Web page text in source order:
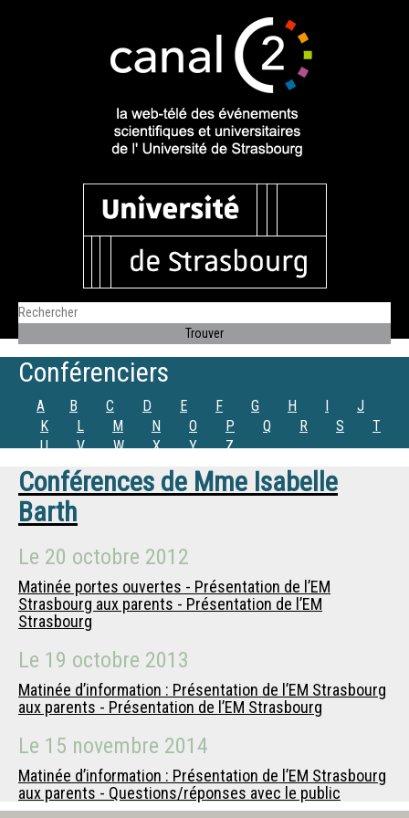
Conférenciers
A B C D E F G H I
J
K
L M N O P Q R S
T
U
V W X Y Z
Conférences de Mme Isabelle
Barth
Le 20 octobre 2012
Matinée portes ouvertes - Présentation de l’EM
Strasbourg aux parents - Présentation de l’EM
Strasbourg
Le 19 octobre 2013
Matinée d’information : Présentation de l’EM Strasbourg
aux parents - Présentation de l’EM Strasbourg
Le 15 novembre 2014
Matinée d’information : Présentation de l’EM Strasbourg
aux parents - Questions/réponses avec le public